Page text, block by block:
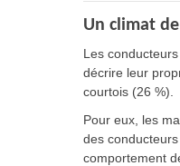
Un climat
Les
décrire leur
courtois (26 %).
Pour eux, les
des
comportement